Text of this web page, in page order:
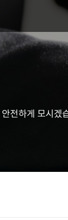
안전하게 모시겠